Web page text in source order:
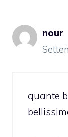
nour
quante